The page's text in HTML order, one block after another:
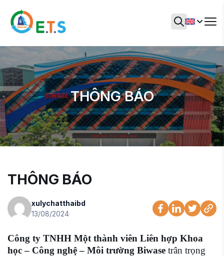
THÔNG BÁO
THÔNG BÁO
xulychatthaibd
13/08/2024
Công ty TNHH Một thành viên Liên hợp Khoa
học – Công nghệ – Môi trường Biwase trân trọng